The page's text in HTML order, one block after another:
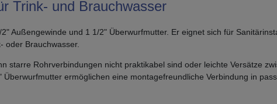
Trink- und Brauchwasser
Außengewinde und 1 1/2" Überwurfmutter. Er eignet sich für
oder Brauchwasser.
starre Rohrverbindungen nicht praktikabel sind oder leichte Versätze
ermöglichen eine montagefreundliche Verbindung in